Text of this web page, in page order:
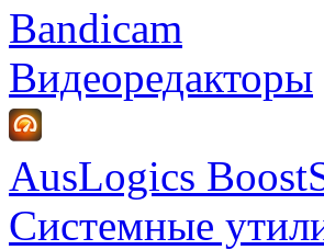
Bandicam
Видеоредакторы
AusLogics
Системные